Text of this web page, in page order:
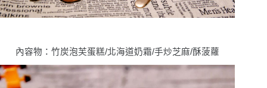
內容物：竹炭泡芙蛋糕/北海道奶霜/手炒芝麻/酥菠蘿